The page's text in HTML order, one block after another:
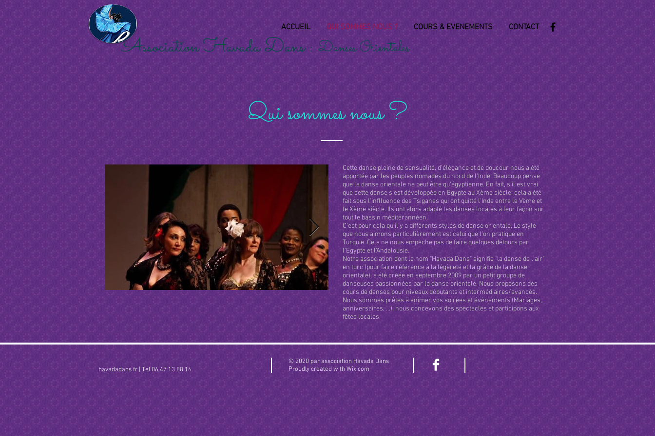
Association Havada Dans : Danses Orientales
ACCUEIL QUI SOMMES NOUS ? COURS & EVENEMENTS CONTACT
Qui sommes nous ?
Cette danse pleine de sensualité, d'élégance et de douceur nous a été
apportée par les peuples nomades du nord de l'Inde. Beaucoup pense
que la danse orientale ne peut être qu'égyptienne. En fait, s'il est vrai
que cette danse s'est développée en Egypte au Xème siècle, cela a été
fait sous l'inflluence des Tsiganes qui ont quitté l'Inde entre le Vème et
le Xème siècle. Ils ont alors adapté les danses locales à leur façon sur
tout le bassin méditérannéen.
C'est pour cela qu'il y a différents styles de danse orientale. Le style
que nous aimons particulièrement est celui que l'on pratique en
Turquie. Cela ne nous empêche pas de faire quelques détours par
l'Egypte et l'Andalousie.
Notre association dont le nom "Havada Dans" signifie "la danse de l'air"
en turc (pour faire référence à la légèreté et la grâce de la danse
orientale), a été créée en septembre 2009 par un petit groupe de
danseuses passionnées par la danse orientale. Nous proposons des
cours de danses pour niveaux débutants et intermédiaires/avancés.
Nous sommes prêtes à animer vos soirées et évènements (Mariages,
anniversaires, ...), nous concevons des spectacles et participons aux
fêtes locales.
havadadans.fr | Tel 06 47 13 88 16
© 2020 par association Havada Dans
Proudly created with Wix.com